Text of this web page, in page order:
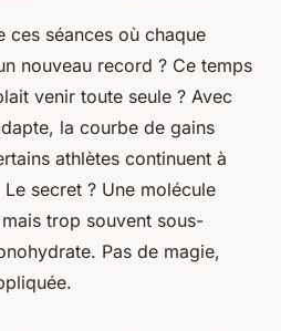
ces séances où chaque
nouveau record ? Ce temps
venir toute seule ? Avec
la courbe de gains
athlètes continuent à
secret ? Une molécule
trop souvent sous-
Pas de magie,